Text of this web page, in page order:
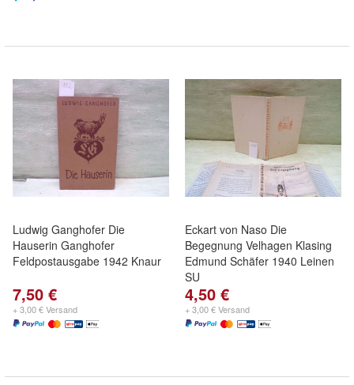
Ludwig Ganghofer Die
Hauserin Ganghofer
Feldpostausgabe 1942 Knaur
7,50 €
+ 3,00 € Versand
Eckart von Naso Die
Begegnung Velhagen Klasing
Edmund Schäfer 1940 Leinen
SU
4,50 €
+ 3,00 € Versand